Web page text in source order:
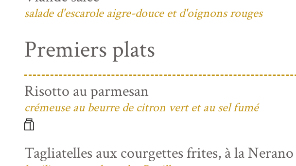
salade d'escarole aigre-douce et d'oignons rouges
Premiers plats
Risotto au parmesan
crémeuse au beurre de citron vert et au sel fumé
Tagliatelles aux courgettes frites, à la Nerano